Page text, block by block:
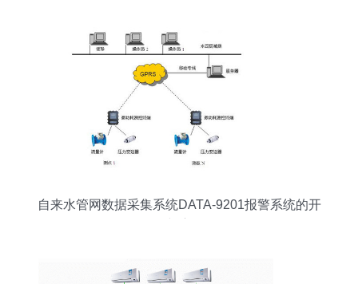
自来水管网数据采集系统DATA-9201报警系统的开